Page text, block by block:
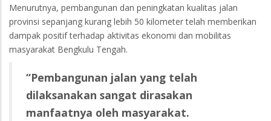
Menurutnya, pembangunan dan peningkatan kualitas jalan
provinsi sepanjang kurang lebih 50 kilometer telah memberikan
dampak positif terhadap aktivitas ekonomi dan mobilitas
masyarakat Bengkulu Tengah.
“Pembangunan jalan yang telah
dilaksanakan sangat dirasakan
manfaatnya oleh masyarakat.